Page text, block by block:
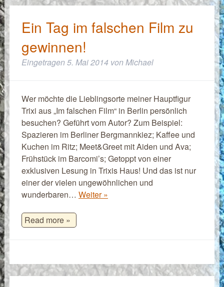
Ein Tag im falschen Film zu
gewinnen!
Eingetragen5. Mai 2014 vonMichael
Wer möchte die Lieblingsorte meiner Hauptfigur
Trixi aus „Im falschen Film“ in Berlin persönlich
besuchen? Geführt vom Autor? Zum Beispiel:
Spazieren im Berliner Bergmannkiez; Kaffee und
Kuchen im Ritz; Meet&Greet mit Aiden und Ava;
Frühstück im Barcomi’s; Getoppt von einer
exklusiven Lesung in Trixis Haus! Und das ist nur
einer der vielen ungewöhnlichen und
wunderbaren… Weiter »
Read more »